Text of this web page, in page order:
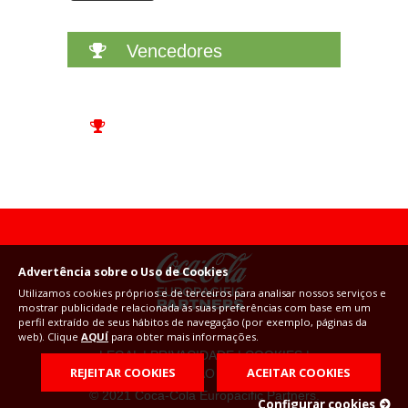
Vencedores
LEGAL|PRIVACIDADE|COOKIES|
CONFIGURAÇAO DE COOKIES
© 2021 Coca-Cola Europacific Partners.
Advertência sobre o Uso de Cookies
Utilizamos cookies próprios e de terceiros para analisar nossos serviços e
mostrar publicidade relacionada às suas preferências com base em um
perfil extraído de seus hábitos de navegação (por exemplo, páginas da
web). Clique AQUÍ para obter mais informações.
REJEITAR COOKIES
ACEITAR COOKIES
Configurar cookies
noutros websites. Não armazenam diretamente
informação pessoal, sendo que se baseiam na
identificação única do seu navegador e dispositivo de
GUARDAR CONFIGURAÇÕES
podes consultar a nossapolítica de cookies